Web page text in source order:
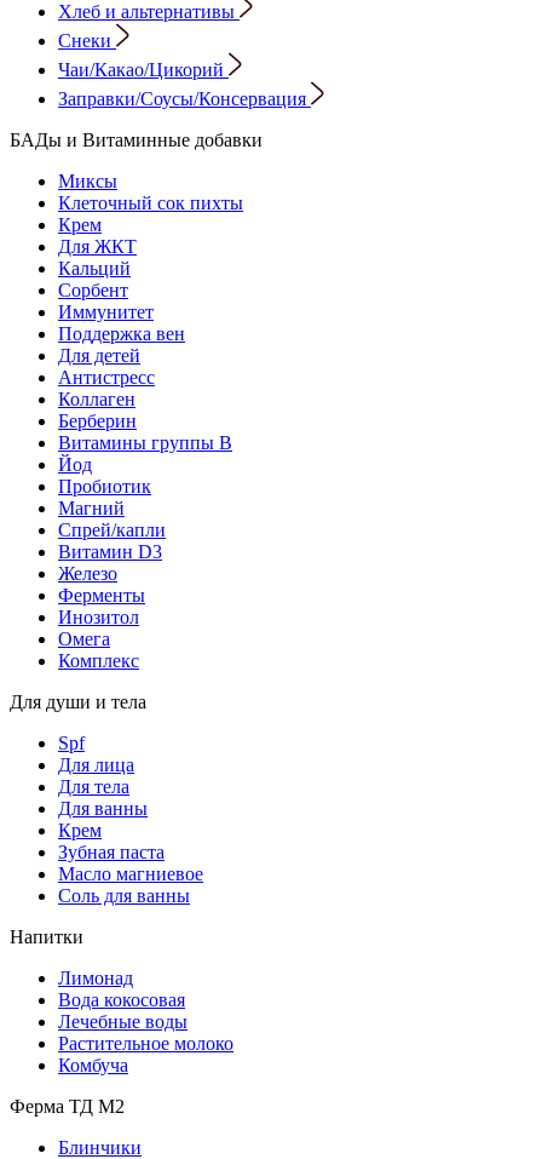
Хлеб и альтернативы
Снеки
Чаи/Какао/Цикорий
Заправки/Соусы/Консервация
БАДы и Витаминные добавки
Миксы
Клеточный сок пихты
Крем
Для ЖКТ
Кальций
Сорбент
Иммунитет
Поддержка вен
Для детей
Антистресс
Коллаген
Берберин
Витамины группы B
Йод
Пробиотик
Магний
Спрей/капли
Витамин D3
Железо
Ферменты
Инозитол
Омега
Комплекс
Для души и тела
Spf
Для лица
Для тела
Для ванны
Крем
Зубная паста
Масло магниевое
Соль для ванны
Напитки
Лимонад
Вода кокосовая
Лечебные воды
Растительное молоко
Комбуча
Ферма ТД М2
Блинчики